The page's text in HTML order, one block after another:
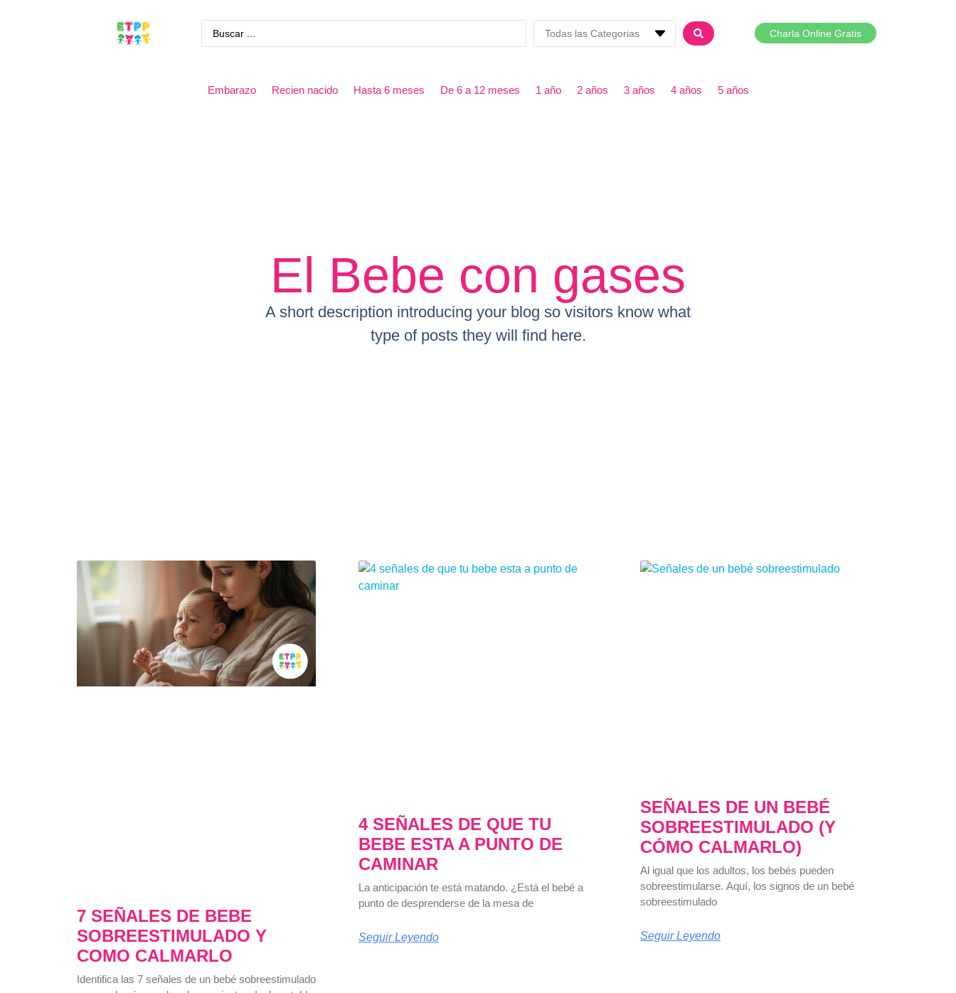
Charla Online Gratis
Embarazo Recien nacido Hasta 6 meses De 6 a 12 meses 1 año 2 años 3 años 4 años 5 años
El Bebe con gases
A short description introducing your blog so visitors know what
type of posts they will find here.
7 SEÑALES DE BEBE
SOBREESTIMULADO Y
COMO CALMARLO
Identifica las 7 señales de un bebé sobreestimulado
4 SEÑALES DE QUE TU
BEBE ESTA A PUNTO DE
CAMINAR
La anticipación te está matando. ¿Está el bebé a
punto de desprenderse de la mesa de
Seguir Leyendo
SEÑALES DE UN BEBÉ
SOBREESTIMULADO (Y
CÓMO CALMARLO)
Al igual que los adultos, los bebés pueden
sobreestimularse. Aquí, los signos de un bebé
sobreestimulado
Seguir Leyendo